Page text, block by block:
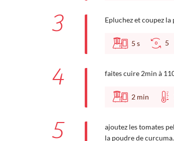
3 Epluchez et coupez
5 s 5
4 faites cuire 2min à
2 min
5
ajoutez les tomates
la poudre de